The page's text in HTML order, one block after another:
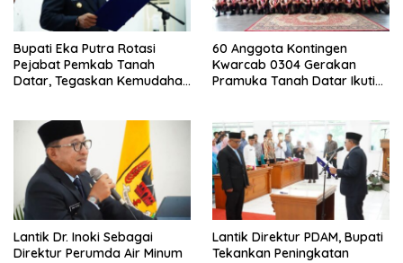
Bupati Eka Putra Rotasi
Pejabat Pemkab Tanah
Datar, Tegaskan Kemudahan
60 Anggota Kontingen
Kwarcab 0304 Gerakan
Pramuka Tanah Datar Ikuti
Lantik Dr. Inoki Sebagai
Direktur Perumda Air Minum
Lantik Direktur PDAM, Bupati
Tekankan Peningkatan